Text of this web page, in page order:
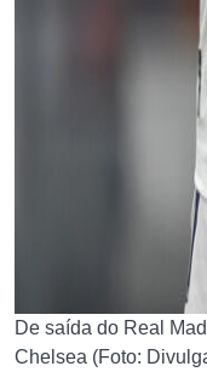
De saída do Real
Chelsea (Foto: